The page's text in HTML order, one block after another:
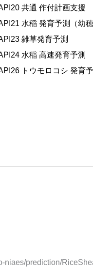
共通 作付計画支援
水稲 発育予測（幼
雑草発育予測
水稲 高速発育予測
トウモロコシ 発育
niaes/prediction/